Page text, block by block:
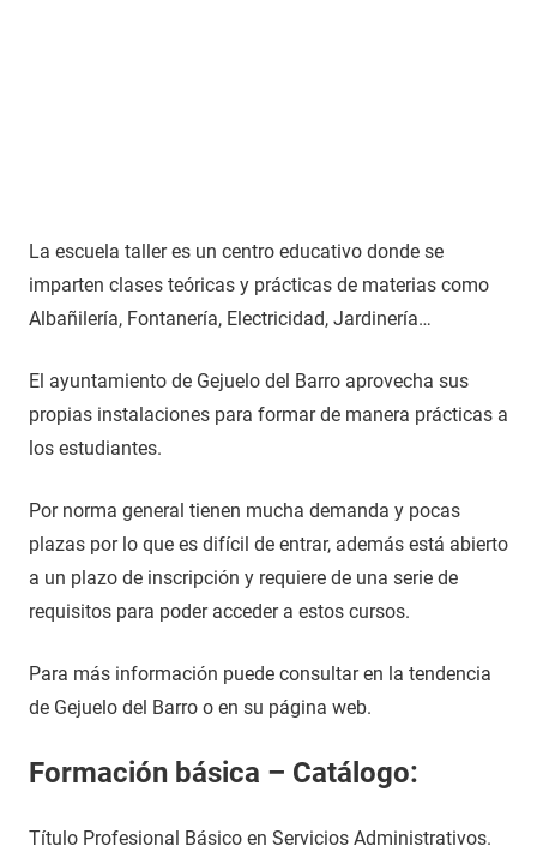
La escuela taller es un centro educativo donde se
imparten clases teóricas y prácticas de materias como
Albañilería, Fontanería, Electricidad, Jardinería…
El ayuntamiento de Gejuelo del Barro aprovecha sus
propias instalaciones para formar de manera prácticas a
los estudiantes.
Por norma general tienen mucha demanda y pocas
plazas por lo que es difícil de entrar, además está abierto
a un plazo de inscripción y requiere de una serie de
requisitos para poder acceder a estos cursos.
Para más información puede consultar en la tendencia
de Gejuelo del Barro o en su página web.
Formación básica – Catálogo:
Título Profesional Básico en Servicios Administrativos.